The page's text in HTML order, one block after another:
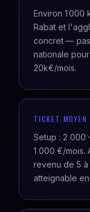
Environ 1 000
Rabat et
concret —
nationale
20k€/mois.
TICKET MOYEN
Setup : 2 000
1 000 €/mois.
revenu de 5
atteignable